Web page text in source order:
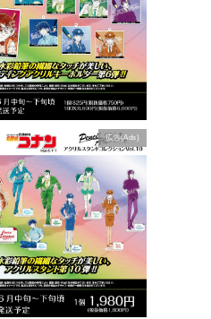
広告(Ads)